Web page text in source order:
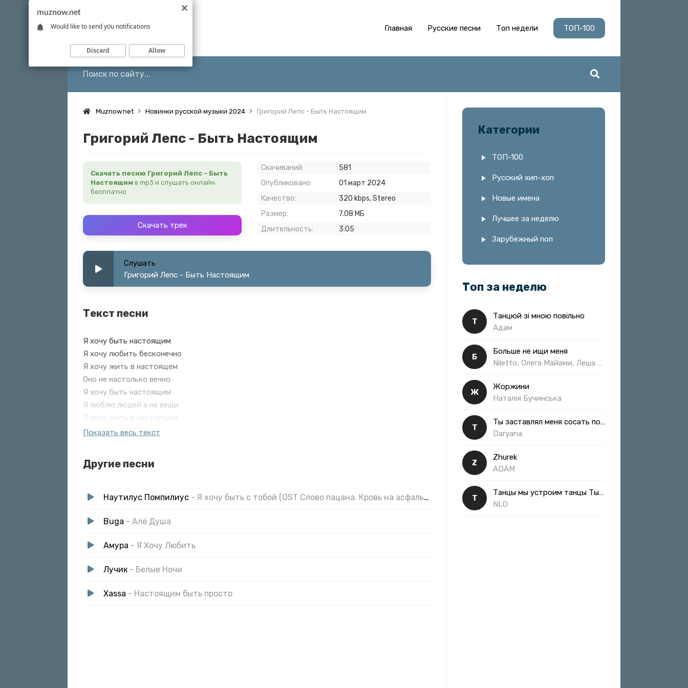
Главная Русские песни Топ недели ТОП-100
Muznow.net Новинки русской музыки 2024 Григорий Лепс - Быть Настоящим
Григорий Лепс - Быть Настоящим
Скачать песню Григорий Лепс - Быть
Настоящим в mp3 и слушать онлайн
бесплатно
Скачать трек
Скачиваний:
581
Опубликовано:
01 март 2024
Качество:
320 kbps, Stereo
Размер:
7.08 МБ
Длительность:
3:05
Слушать
Григорий Лепс - Быть Настоящим
Текст песни
Я хочу быть настоящим
Я хочу любить бесконечно
Я хочу жить в настоящем
Оно не настолько вечно
Я хочу быть настоящим
Я люблю людей а не вещи
Я хочу жить в настоящем
Я хочу быть настоящим
Оно не настолько вечно
Я люблю людей а не вещи
Показать весь текст
Другие песни
Наутилус Помпилиус - Я хочу быть с тобой (OST Слово пацана. Кровь на асфальте)
Buga - Алё Душа
Амура - Я Хочу Любить
Лучик - Белые Ночи
Xassa - Настоящим быть просто
Категории
ТОП-100
Русский хип-хоп
Новые имена
Лучшее за неделю
Зарубежный поп
Топ за неделю
Т
Танцюй зі мною повільно
Адам
Б
Больше не ищи меня
Ж
Жоржини
Наталія Бучинська
Т
Ты заставлял меня сосать полная
Daryana
Z
Zhurek
ADAM
Т
Танцы мы устроим танцы Ты такая классная
NLO
muznow.net
Would like to send you notifications
Discard Allow